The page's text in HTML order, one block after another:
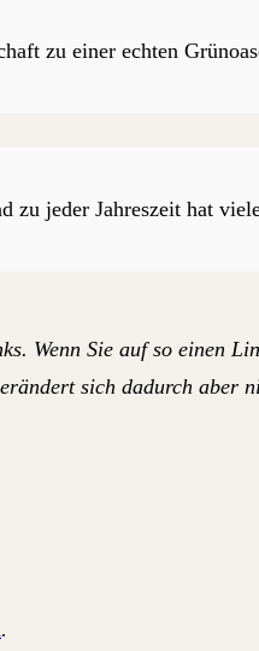
zu einer echten
zu jeder Jahreszeit hat
Wenn Sie auf so einen
sich dadurch aber
.